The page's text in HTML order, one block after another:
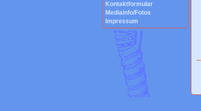
Kontaktformular
Mediainfo/Fotos
Impressum